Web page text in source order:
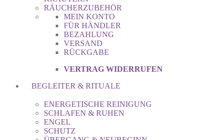
RÄUCHERZUBEHÖR
MEIN KONTO
FÜR HÄNDLER
BEZAHLUNG
VERSAND
RÜCKGABE
VERTRAG WIDERRUFEN
BEGLEITER & RITUALE
ENERGETISCHE REINIGUNG
SCHLAFEN & RUHEN
ENGEL
SCHUTZ